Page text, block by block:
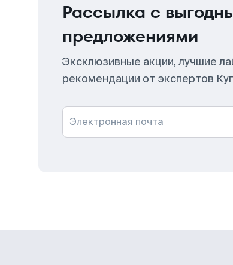
Рассылка с
предложениями
Эксклюзивные акции, лучшие
рекомендации от экспертов
Электронная почта